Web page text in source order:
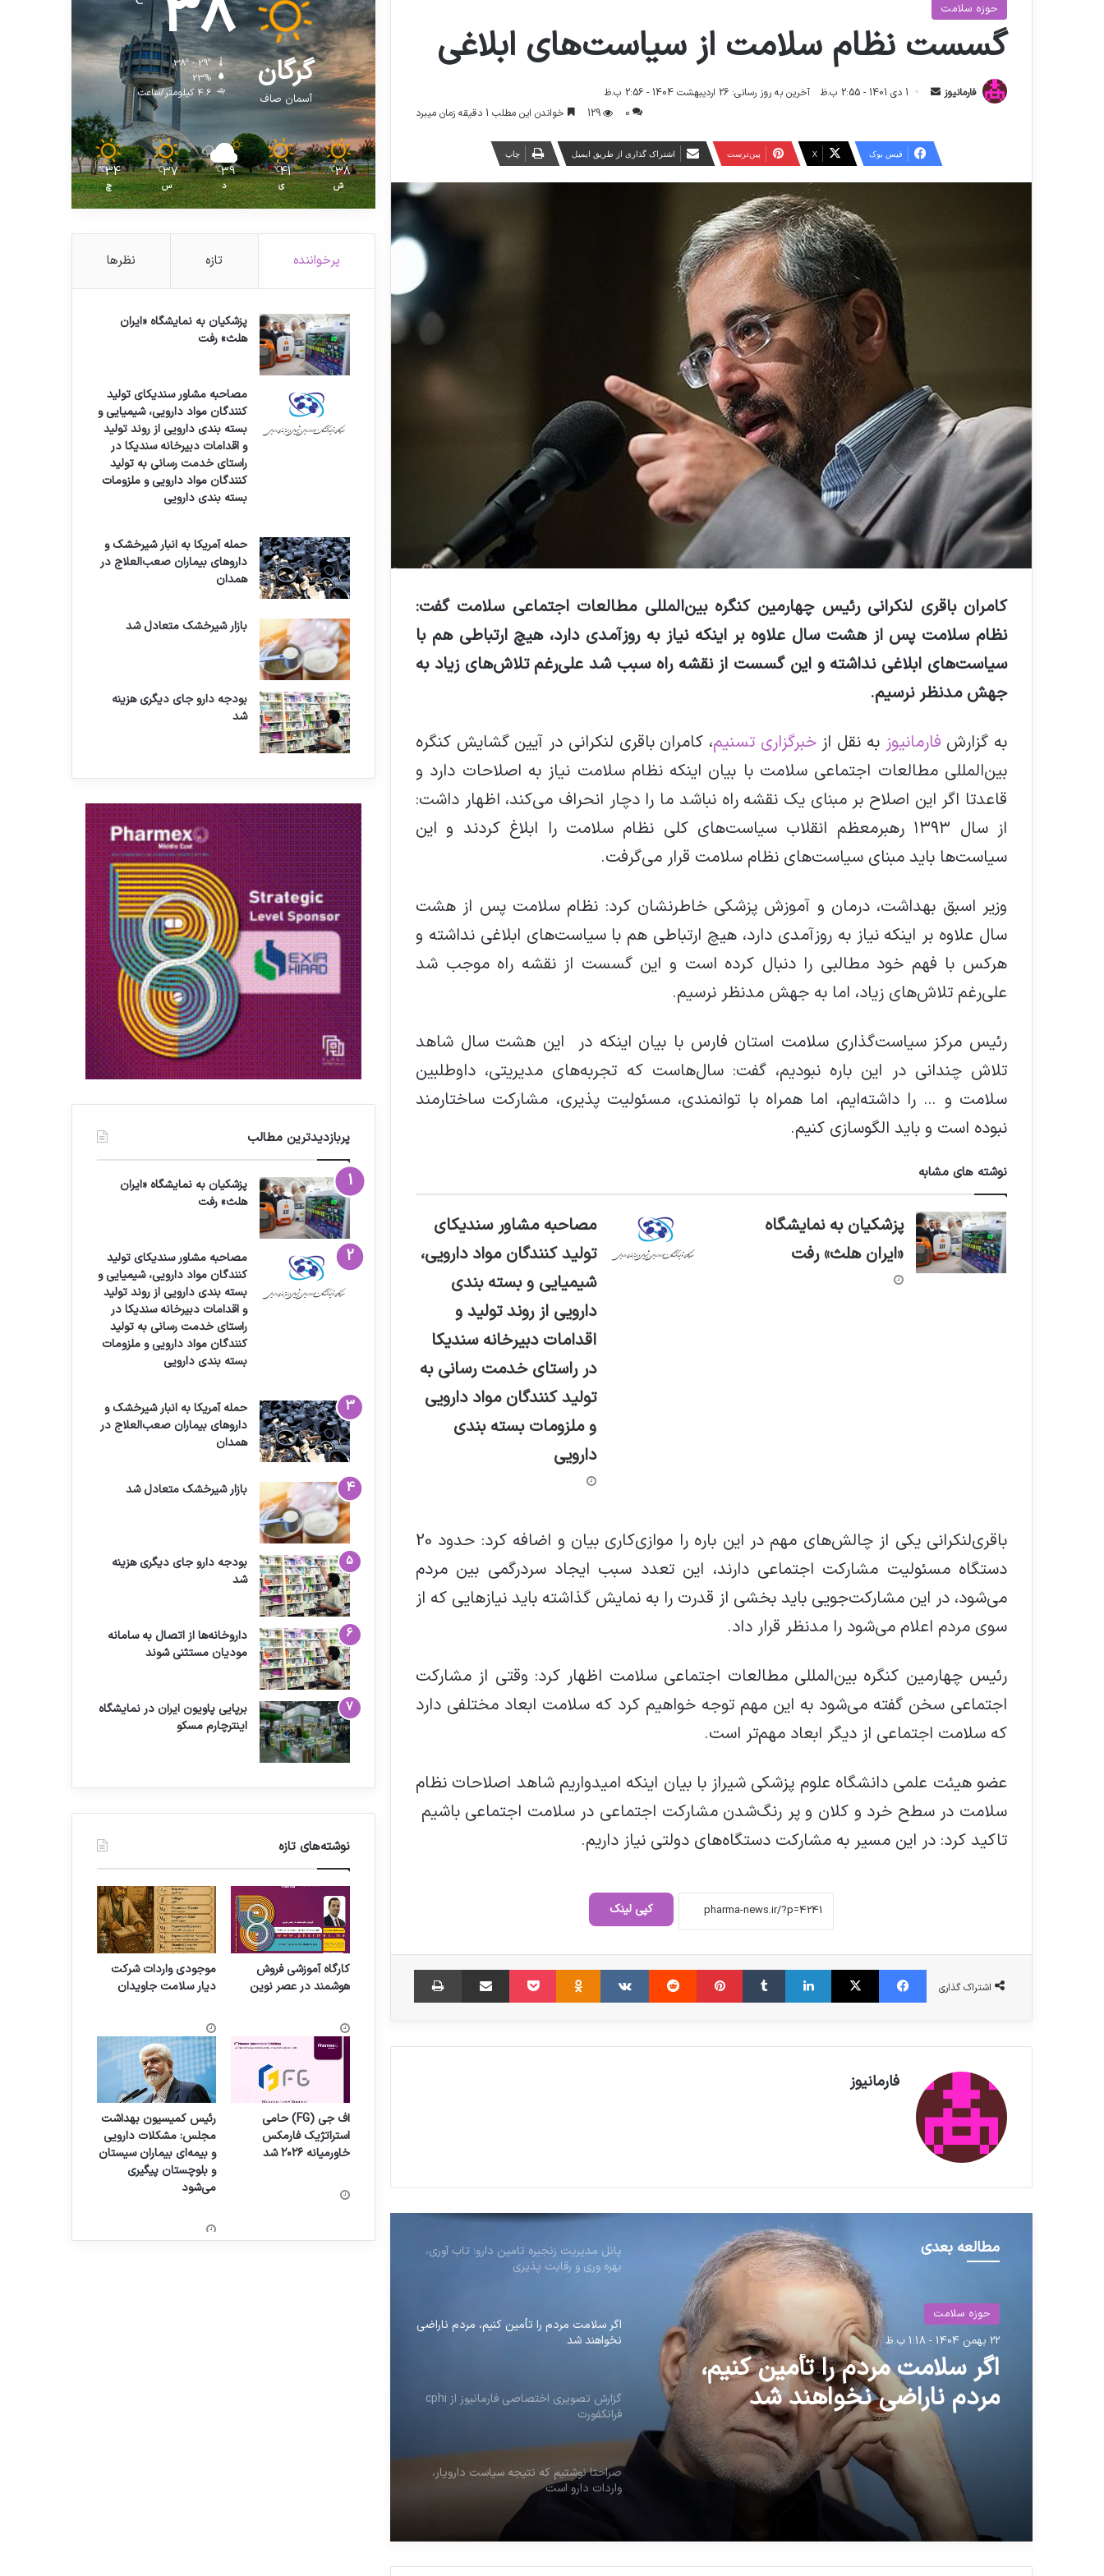
حوزه سلامت
گسست نظام سلامت از سیاست‌های ابلاغی
فارمانیوز 1 دی 1401 - 2:55 ب.ظ
آخرین به روز رسانی: 26 اردیبهشت 1404 - 2:56 ب.ظ
0
129 خواندن این مطلب 1 دقیقه زمان میبرد
فیس بوک X ‫پین‌ترست اشتراک گذاری از طریق ایمیل چاپ
کامران باقری لنکرانی رئیس چهارمین کنگره بین‌المللی مطالعات اجتماعی سلامت گفت:
نظام سلامت پس از هشت سال علاوه بر اینکه نیاز به روزآمدی دارد، هیچ ارتباطی هم با
سیاست‌های ابلاغی نداشته و این گسست از نقشه راه سبب شد علی‌رغم تلاش‌های زیاد به
جهش مدنظر نرسیم.
به گزارش فارمانیوز به نقل ازخبرگزاری تسنیم، کامران باقری لنکرانی در آیین گشایش کنگره
بین‌المللی مطالعات اجتماعی سلامت با بیان اینکه نظام سلامت نیاز به اصلاحات دارد و
قاعدتا اگر این اصلاح بر مبنای یک نقشه راه نباشد ما را دچار انحراف می‌کند، اظهار داشت:
از سال ۱۳۹۳ رهبرمعظم انقلاب سیاست‌های کلی نظام سلامت را ابلاغ کردند و این
سیاست‌ها باید مبنای سیاست‌های نظام سلامت قرار می‌گرفت.
وزیر اسبق بهداشت، درمان و آموزش پزشکی خاطرنشان کرد: نظام سلامت پس از هشت
سال علاوه بر اینکه نیاز به روزآمدی دارد، هیچ ارتباطی هم با سیاست‌های ابلاغی نداشته و
هرکس با فهم خود مطالبی را دنبال کرده است و این گسست از نقشه راه موجب شد
علی‌رغم تلاش‌های زیاد، اما به جهش مدنظر نرسیم.
رئیس مرکز سیاست‌گذاری سلامت استان فارس با بیان اینکه در این هشت سال شاهد
تلاش چندانی در این باره نبودیم، گفت: سال‌هاست که تجربه‌های مدیریتی، داوطلبین
سلامت و … را داشته‌ایم، اما همراه با توانمندی، مسئولیت پذیری، مشارکت ساختارمند
نبوده است و باید الگوسازی کنیم.
نوشته های مشابه
پزشکیان به نمایشگاه
«ایران هلث» رفت
مصاحبه مشاور سندیکای
تولید کنندگان مواد دارویی،
شیمیایی و بسته بندی
دارویی از روند تولید و
اقدامات دبیرخانه سندیکا
در راستای خدمت رسانی به
تولید کنندگان مواد دارویی
و ملزومات بسته بندی
دارویی
باقری‌لنکرانی یکی از چالش‌های مهم در این باره را مواز‌ی‌کاری بیان و اضافه کرد: حدود 20
دستگاه مسئولیت مشارکت اجتماعی دارند، این تعدد سبب ایجاد سردرگمی بین مردم
می‌شود، در این مشارکت‌جویی باید بخشی از قدرت را به نمایش گذاشته باید نیاز‌هایی که از
سوی مردم اعلام می‌شود را مدنظر قرار داد.
رئیس چهارمین کنگره بین‌المللی مطالعات اجتماعی سلامت اظهار کرد: وقتی از مشارکت
اجتماعی سخن گفته می‌شود به این مهم توجه خواهیم کرد که سلامت ابعاد مختلفی دارد
که سلامت اجتماعی از دیگر ابعاد مهم‌تر است.
عضو هیئت علمی دانشگاه علوم پزشکی شیراز با بیان اینکه امیدواریم شاهد اصلاحات نظام
سلامت در سطح خرد و کلان و پر رنگ‌شدن مشارکت اجتماعی در سلامت اجتماعی باشیم
تاکید کرد: در این مسیر به مشارکت دستگاه‌های دولتی نیاز داریم.
کپی لینک
اشتراک گذاری
فیس بوک X لینکدین ‫تامبلر ‫پین‌ترست ‫رددیت ‫VKontakte
‫Odnoklassniki پاکت اشتراک گذاری از طریق ایمیل
فارمانیوز
مطالعه بعدی
حوزه سلامت
22 بهمن 1404 - 1:18 ب.ظ
اگر سلامت مردم را تأمین کنیم،
مردم ناراضی نخواهند شد
نخواهند شد
گزارش تصویری اختصاصی فارمانیوز از cphi
فرانکفورت
واردات دارو است
سال آینده
پانل مدیریت زنجیره تامین دارو؛ تاب آوری،
بهره وری و رقابت پذیری
اگر سلامت مردم را تأمین کنیم، مردم ناراضی
نخواهند شد
گزارش تصویری اختصاصی فارمانیوز از cphi
فرانکفورت
صراحتا نوشتیم که نتیجه سیاست دارویار،
واردات دارو است
پس از ماهها دوری از رویدادهای تخصصی
دارویی، میزبان فعالان صنعت دارویی
گرگان
آسمان صاف
38º - 29º
23%
4.6 کیلومتر/ساعت
38
℃
ش
41
℃
ی
39
℃
د
37
℃
س
34
℃
چ
پرخواننده تازه نظرها
پزشکیان به نمایشگاه «ایران
هلث» رفت
مصاحبه مشاور سندیکای تولید
کنندگان مواد دارویی، شیمیایی و
بسته بندی دارویی از روند تولید
و اقدامات دبیرخانه سندیکا در
راستای خدمت رسانی به تولید
کنندگان مواد دارویی و ملزومات
بسته بندی دارویی
حمله آمریکا به انبار شیرخشک و
داروهای بیماران صعب‌العلاج در
همدان
بازار شیرخشک متعادل شد
بودجه دارو جای دیگری هزینه
شد
پربازدیدترین مطالب
پزشکیان به نمایشگاه «ایران
هلث» رفت
مصاحبه مشاور سندیکای تولید
کنندگان مواد دارویی، شیمیایی و
بسته بندی دارویی از روند تولید
و اقدامات دبیرخانه سندیکا در
راستای خدمت رسانی به تولید
کنندگان مواد دارویی و ملزومات
بسته بندی دارویی
حمله آمریکا به انبار شیرخشک و
داروهای بیماران صعب‌العلاج در
همدان
بازار شیرخشک متعادل شد
بودجه دارو جای دیگری هزینه
شد
داروخانه‌ها از اتصال به سامانه
مودیان مستثنی شوند
برپایی پاویون ایران در نمایشگاه
اینترچارم مسکو
نوشته‌های تازه
کارگاه آموزشی فروش
هوشمند در عصر نوین
موجودی واردات شرکت
دیار سلامت جاویدان
اف جی (FG) حامی
استراتژیک فارمکس
خاورمیانه ۲۰۲۶ شد
رئیس کمیسیون بهداشت
مجلس: مشکلات دارویی
و بیمه‌ای بیماران سیستان
و بلوچستان پیگیری
می‌شود